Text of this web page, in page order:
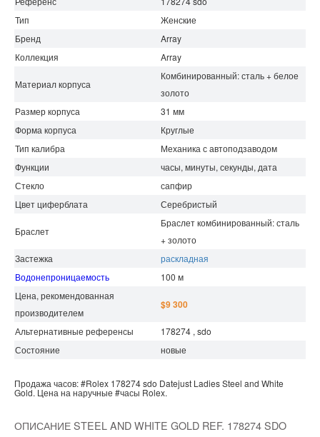
Тип
Женские
Бренд
Array
Коллекция
Array
Материал корпуса
Комбинированный: сталь + белое
золото
Размер корпуса
31 мм
Форма корпуса
Круглые
Тип калибра
Механика с автоподзаводом
Функции
часы, минуты, секунды, дата
Стекло
сапфир
Цвет циферблата
Серебристый
Браслет
Браслет комбинированный: сталь
+ золото
Застежка
раскладная
Водонепроницаемость
100 м
Цена, рекомендованная
производителем
$9 300
Альтернативные референсы
178274 , sdo
Состояние
новые
Продажа часов:#Rolex 178274 sdo Datejust LadiesSteel and White
Gold. Цена на наручные #часы Rolex.
ОПИСАНИЕ STEEL AND WHITE GOLD REF. 178274 SDO